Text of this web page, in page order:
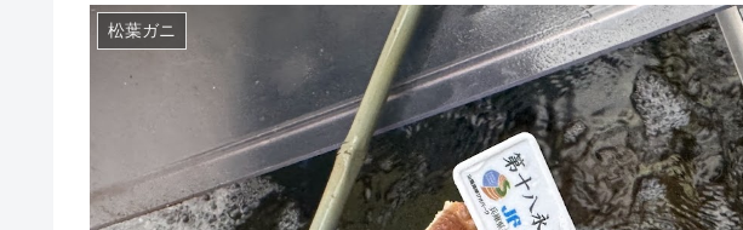
松葉ガニ